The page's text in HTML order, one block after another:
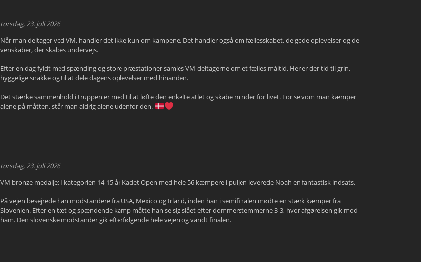
torsdag, 23. juli 2026
Når man deltager ved VM, handler det ikke kun om kampene. Det handler også om fællesskabet, de gode oplevelser og de
venskaber, der skabes undervejs.
Efter en dag fyldt med spænding og store præstationer samles VM-deltagerne om et fælles måltid. Her er der tid til grin,
hyggelige snakke og til at dele dagens oplevelser med hinanden.
Det stærke sammenhold i truppen er med til at løfte den enkelte atlet og skabe minder for livet. For selvom man kæmper
alene på måtten, står man aldrig alene udenfor den.
torsdag, 23. juli 2026
VM bronze medalje: I kategorien 14-15 år Kadet Open med hele 56 kæmpere i puljen leverede Noah en fantastisk indsats.
På vejen besejrede han modstandere fra USA, Mexico og Irland, inden han i semifinalen mødte en stærk kæmper fra
Slovenien. Efter en tæt og spændende kamp måtte han se sig slået efter dommerstemmerne 3-3, hvor afgørelsen gik mod
ham. Den slovenske modstander gik efterfølgende hele vejen og vandt finalen.